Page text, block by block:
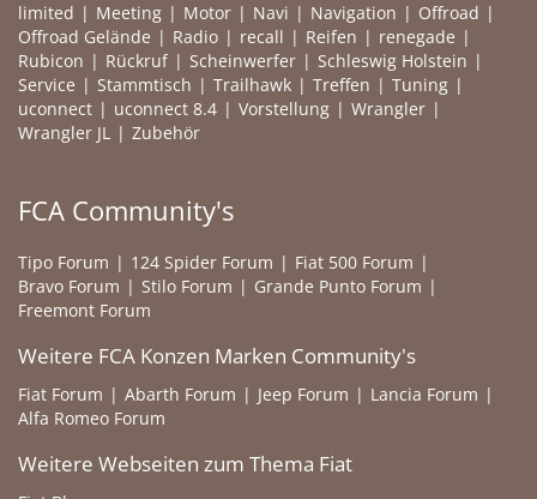
limited
Meeting Motor Navi Navigation
Offroad
Offroad Gelände
Radio recall Reifen
renegade
Rubicon
Rückruf Scheinwerfer
Schleswig Holstein
Service
Stammtisch Trailhawk Treffen
Tuning
uconnect
uconnect 8.4 Vorstellung
Wrangler
Wrangler JL
Zubehör
FCA Community's
Tipo Forum 124 Spider Forum
Fiat 500 Forum
Bravo Forum
Stilo Forum
Grande Punto Forum
Freemont Forum
Weitere FCA Konzen Marken Community's
Fiat Forum Abarth Forum Jeep Forum
Lancia Forum
Alfa Romeo Forum
Weitere Webseiten zum Thema Fiat